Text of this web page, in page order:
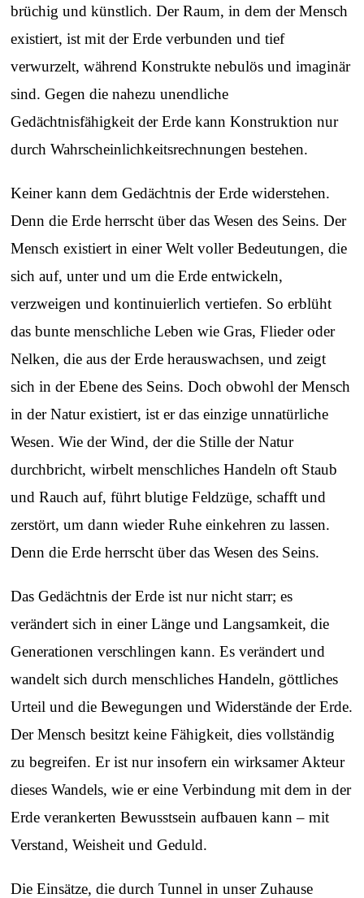
brüchig und künstlich. Der Raum, in dem der Mensch
existiert, ist mit der Erde verbunden und tief
verwurzelt, während Konstrukte nebulös und imaginär
sind. Gegen die nahezu unendliche
Gedächtnisfähigkeit der Erde kann Konstruktion nur
durch Wahrscheinlichkeitsrechnungen bestehen.
Keiner kann dem Gedächtnis der Erde widerstehen.
Denn die Erde herrscht über das Wesen des Seins. Der
Mensch existiert in einer Welt voller Bedeutungen, die
sich auf, unter und um die Erde entwickeln,
verzweigen und kontinuierlich vertiefen. So erblüht
das bunte menschliche Leben wie Gras, Flieder oder
Nelken, die aus der Erde herauswachsen, und zeigt
sich in der Ebene des Seins. Doch obwohl der Mensch
in der Natur existiert, ist er das einzige unnatürliche
Wesen. Wie der Wind, der die Stille der Natur
durchbricht, wirbelt menschliches Handeln oft Staub
und Rauch auf, führt blutige Feldzüge, schafft und
zerstört, um dann wieder Ruhe einkehren zu lassen.
Denn die Erde herrscht über das Wesen des Seins.
Das Gedächtnis der Erde ist nur nicht starr; es
verändert sich in einer Länge und Langsamkeit, die
Generationen verschlingen kann. Es verändert und
wandelt sich durch menschliches Handeln, göttliches
Urteil und die Bewegungen und Widerstände der Erde.
Der Mensch besitzt keine Fähigkeit, dies vollständig
zu begreifen. Er ist nur insofern ein wirksamer Akteur
dieses Wandels, wie er eine Verbindung mit dem in der
Erde verankerten Bewusstsein aufbauen kann – mit
Verstand, Weisheit und Geduld.
Die Einsätze, die durch Tunnel in unser Zuhause